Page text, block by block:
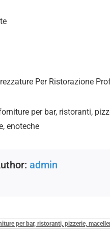
Per Ristorazione
per bar, ristoranti,
enoteche
admin
per bar, ristoranti, pizzerie,